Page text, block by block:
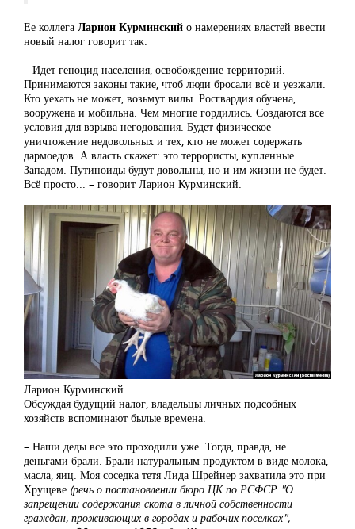
Ее коллега Ларион Курминский о намерениях властей ввести
новый налог говорит так:
– Идет геноцид населения, освобождение территорий.
Принимаются законы такие, чтоб люди бросали всё и уезжали.
Кто уехать не может, возьмут вилы. Росгвардия обучена,
вооружена и мобильна. Чем многие гордились. Создаются все
условия для взрыва негодования. Будет физическое
уничтожение недовольных и тех, кто не может содержать
дармоедов. А власть скажет: это террористы, купленные
Западом. Путиноиды будут довольны, но и им жизни не будет.
Всё просто... – говорит Ларион Курминский.
Ларион Курминский
Обсуждая будущий налог, владельцы личных подсобных
хозяйств вспоминают былые времена.
– Наши деды все это проходили уже. Тогда, правда, не
деньгами брали. Брали натуральным продуктом в виде молока,
масла, яиц. Моя соседка тетя Лида Шрейнер захватила это при
Хрущеве (речь о постановлении бюро ЦК по РСФСР "О
запрещении содержания скота в личной собственности
граждан, проживающих в городах и рабочих поселках",